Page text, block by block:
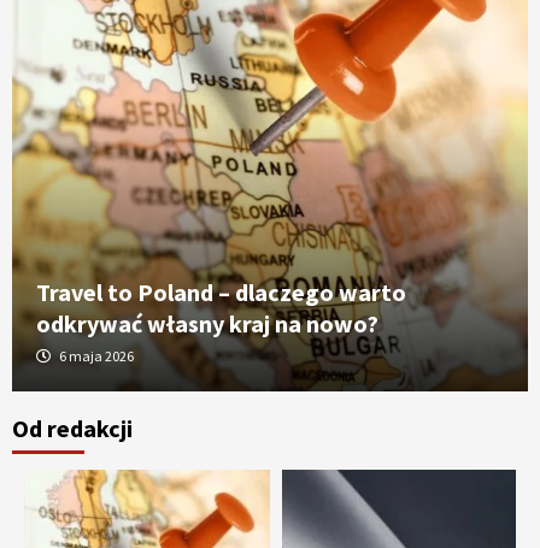
Travel to Poland – dlaczego warto
odkrywać własny kraj na nowo?
6 maja 2026
Od redakcji
3
nowoczesne technologie precyzyjnej
obróbki materiałów